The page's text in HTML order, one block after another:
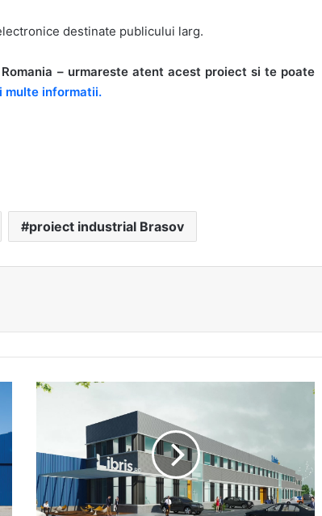
destinate publicului larg.
– urmareste atent acest proiect si te poate
multe informatii.
proiect industrial Brasov
Cate
un
depozit
de
5000